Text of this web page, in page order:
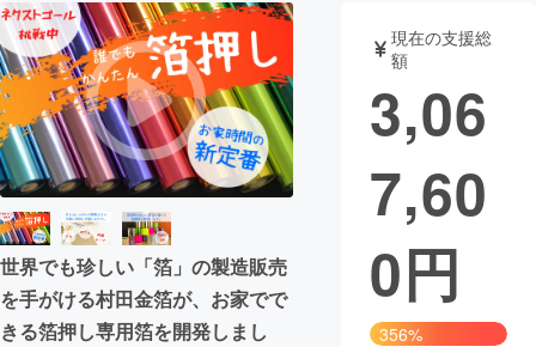
テクノロジー・ガジェット
映像・映画 書籍・雑誌
ビジネス・起業 チャレンジ
まちづくり・地域活性化
CAMPFIRE for Social Good
CAMPFIRE Creation
世界でも珍しい「箔」の製造販売
を手がける村田金箔が、お家でで
きる箔押し専用箔を開発しまし
現在の支援総
額
3,06
7,60
0円
356%